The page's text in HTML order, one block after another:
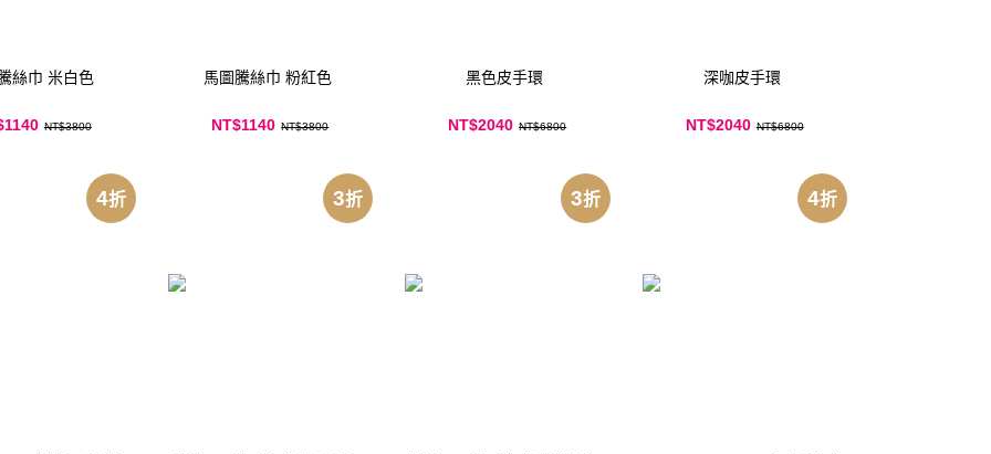
絲巾 米白色
NT$3800
馬圖騰絲巾 粉紅色
NT$1140 NT$3800
黑色皮手環
NT$2040 NT$6800
深咖皮手環
NT$2040 NT$6800
4折 3折 3折 4折